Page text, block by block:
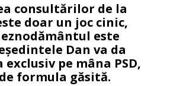
consultărilor de la
doar un joc cinic,
este
Dan va da
pe mâna PSD,
formula găsită.